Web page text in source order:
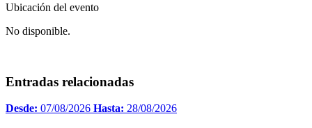
Ubicación del evento
No disponible.
Entradas relacionadas
Desde: 07/08/2026 Hasta: 28/08/2026